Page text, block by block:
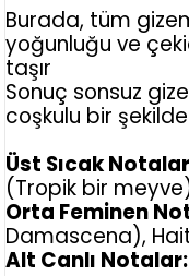
Burada, tüm
yoğunluğu ve
taşır
Sonuç sonsuz
coşkulu bir
Üst Sıcak
(Tropik bir
Orta Feminen
Damascena),
Alt Canlı Notalar: